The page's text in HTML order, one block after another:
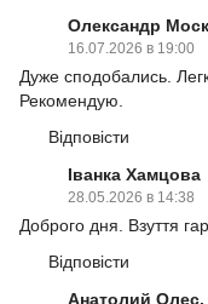
Олександр
16.07.2026 в 19:00
Дуже сподобались.
Рекомендую.
Відповісти
Іванка Хамцова
28.05.2026 в 14:38
Доброго дня. Взуття
Відповісти
Анатолий Олес.